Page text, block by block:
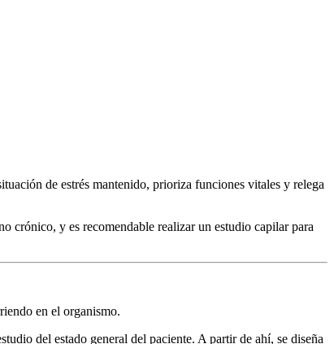
de estrés mantenido, prioriza funciones vitales y relega
crónico, y es recomendable realizar un estudio capilar para
en el organismo.
del estado general del paciente. A partir de ahí, se diseña